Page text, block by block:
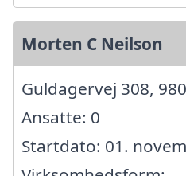
Morten C Neilson
Guldagervej 308,
Ansatte: 0
Startdato: 01.